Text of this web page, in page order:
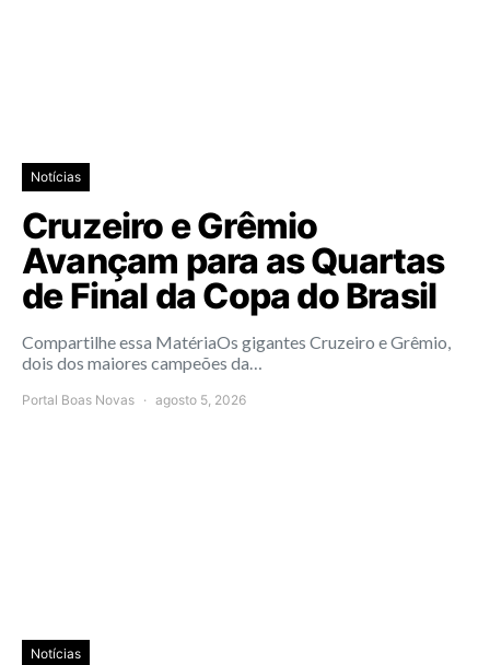
Notícias
Cruzeiro e Grêmio
Avançam para as Quartas
de Final da Copa do Brasil
Compartilhe essa MatériaOs gigantes Cruzeiro e Grêmio,
dois dos maiores campeões da…
Portal Boas Novas agosto 5, 2026
Notícias